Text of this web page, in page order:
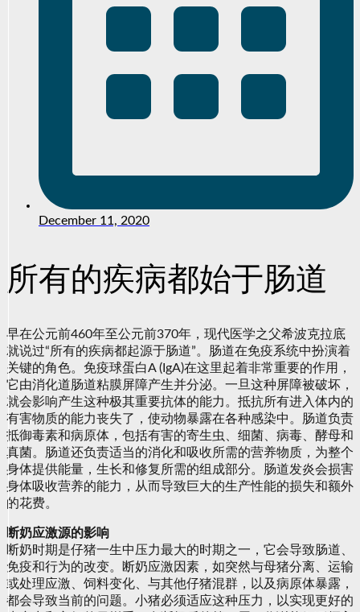
December 11, 2020
所有的疾病都始于肠道
早在公元前460年至公元前370年，现代医学之父希波克拉底
就说过“所有的疾病都起源于肠道”。肠道在免疫系统中扮演着
关键的角色。免疫球蛋白A (IgA)在这里起着非常重要的作用，
它由消化道肠道粘膜屏障产生并分泌。一旦这种屏障被破坏，
就会影响产生这种极其重要抗体的能力。抵抗所有进入体内的
有害物质的能力丧失了，使动物暴露在各种感染中。肠道负责
抵御毒素和病原体，包括有害的寄生虫、细菌、病毒、酵母和
真菌。肠道还负责适当的消化和吸收所需的营养物质，为整个
身体提供能量，生长和修复所需的组成部分。肠道发炎会损害
身体吸收营养的能力，从而导致巨大的生产性能的损失和额外
的花费。
断奶应激源的影响
断奶时期是仔猪一生中压力最大的时期之一，它会导致肠道、
免疫和行为的改变。断奶应激因素，如突然与母猪分离、运输
或处理应激、饲料变化、与其他仔猪混群，以及病原体暴露，
都会导致当前的问题。小猪必须适应这种压力，以实现更好的